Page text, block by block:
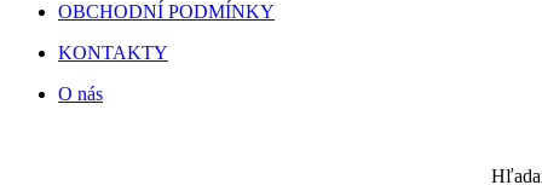
OBCHODNÍ PODMÍNKY
KONTAKTY
O nás